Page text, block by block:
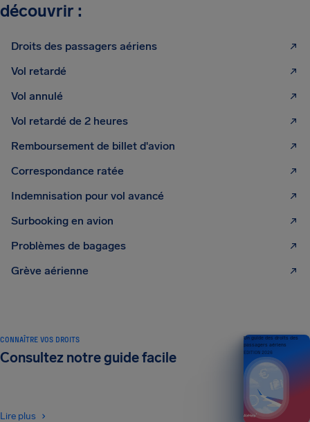
découvrir :
Droits des passagers aériens
Vol retardé
Vol annulé
Vol retardé de 2 heures
Remboursement de billet d'avion
Correspondance ratée
Indemnisation pour vol avancé
Surbooking en avion
Problèmes de bagages
Grève aérienne
CONNAÎTRE VOS DROITS
Consultez notre guide facile
Lire plus
Un guide des droits des
passagers aériens
ÉDITION 2026